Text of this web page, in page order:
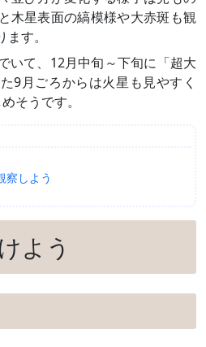
木星表面の縞模様や大赤斑も観
す。
いて、12月中旬～下旬に「超大
9月ごろからは火星も見やすく
そうです。
察しよう
よう